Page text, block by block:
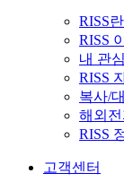
RISS
RISS
내 관
RISS
복사/
해외
RISS
고객센터